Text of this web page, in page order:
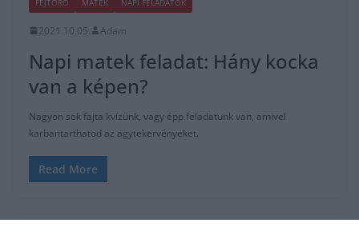
2021.10.05. Adam
Napi matek feladat: Hány kocka
van a képen?
Nagyon sok fajta kvízünk, vagy épp feladatunk van, amivel
karbantarthatod az agytekervényeket.
Read More